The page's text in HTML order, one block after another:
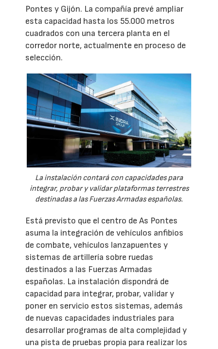
Pontes y Gijón. La compañía prevé ampliar
esta capacidad hasta los 55.000 metros
cuadrados con una tercera planta en el
corredor norte, actualmente en proceso de
selección.
La instalación contará con capacidades para
integrar, probar y validar plataformas terrestres
destinadas a las Fuerzas Armadas españolas.
Está previsto que el centro de As Pontes
asuma la integración de vehículos anfibios
de combate, vehículos lanzapuentes y
sistemas de artillería sobre ruedas
destinados a las Fuerzas Armadas
españolas. La instalación dispondrá de
capacidad para integrar, probar, validar y
poner en servicio estos sistemas, además
de nuevas capacidades industriales para
desarrollar programas de alta complejidad y
una pista de pruebas propia para realizar los